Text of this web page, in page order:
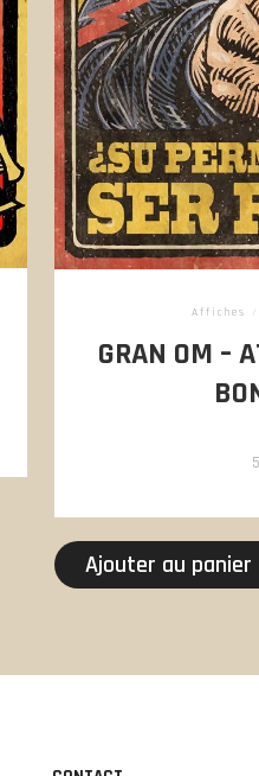
Affiches
GRAN OM –
Ajouter au panier